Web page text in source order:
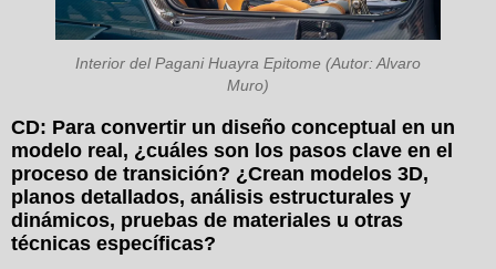
Interior del Pagani Huayra Epitome (Autor: Alvaro
Muro)
CD: Para convertir un diseño conceptual en un
modelo real, ¿cuáles son los pasos clave en el
proceso de transición? ¿Crean modelos 3D,
planos detallados, análisis estructurales y
dinámicos, pruebas de materiales u otras
técnicas específicas?